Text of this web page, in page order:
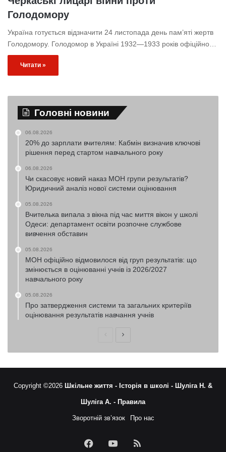
Голодомору
Україна готується відзначити 24 листопада день пам’яті жертв
Голодомору. Голодомор в Україні 1932—1933 років офіційно…
Читати »
Головні новини
06.08.2026
20% до зарплати вчителям: Кабмін визначив ключові
рішення перед стартом навчального року
06.08.2026
Чи скасовує новий наказ МОН групи результатів?
Юридичний аналіз нової системи оцінювання
05.08.2026
Вчителька випала з вікна під час миття вікон у школі
Одеси: департамент освіти розпочне службове
вивчення обставин
05.08.2026
МОН офіційно відмовилося від груп результатів: що
змінюється в оцінюванні учнів із 2026/2027
навчального року
05.08.2026
Про затвердження системи та загальних критеріїв
оцінювання результатів навчання учнів
ПопередняНаступна
Copyright ©2026 Шкільне життя - Історія в школі - Шуліга Н. &
Шуліга А. - Правила
Зворотній зв’язок Про нас
FacebookYouTubeRSS